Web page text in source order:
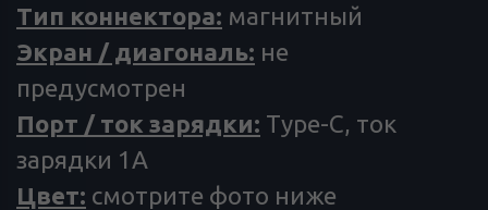
Тип коннектора: магнитный
Экран / диагональ: не
предусмотрен
Порт / ток зарядки: Type-C, ток
зарядки 1А
Цвет: смотрите фото ниже